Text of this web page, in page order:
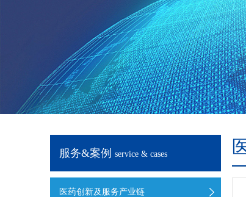
服务&案例 service & cases
医药创新及服务产业链